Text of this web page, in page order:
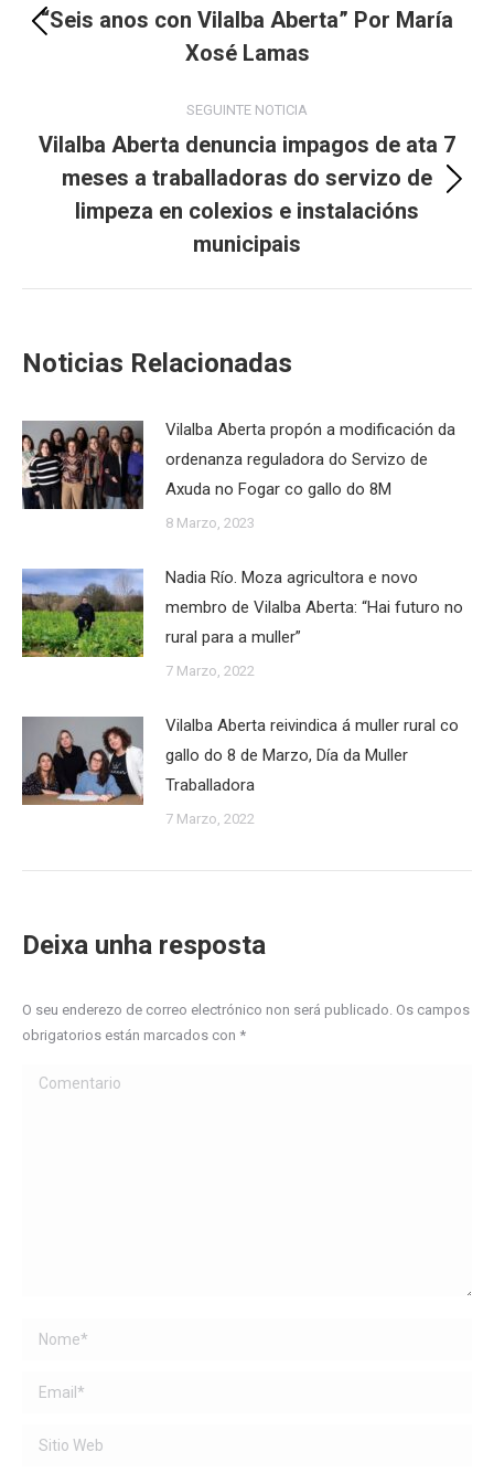
navigation
Previous
post:
“Seis anos con Vilalba Aberta” Por María
Xosé Lamas
SEGUINTE NOTICIA
Next
post:
Vilalba Aberta denuncia impagos de ata 7
meses a traballadoras do servizo de
limpeza en colexios e instalacións
municipais
Noticias Relacionadas
Vilalba Aberta propón a modificación da
ordenanza reguladora do Servizo de
Axuda no Fogar co gallo do 8M
8 Marzo, 2023
Nadia Río. Moza agricultora e novo
membro de Vilalba Aberta: “Hai futuro no
rural para a muller”
7 Marzo, 2022
Vilalba Aberta reivindica á muller rural co
gallo do 8 de Marzo, Día da Muller
Traballadora
7 Marzo, 2022
Deixa unha resposta
O seu enderezo de correo electrónico non será publicado. Os campos
obrigatorios están marcados con *
Comentario
Name *
Email *
Sitio Web